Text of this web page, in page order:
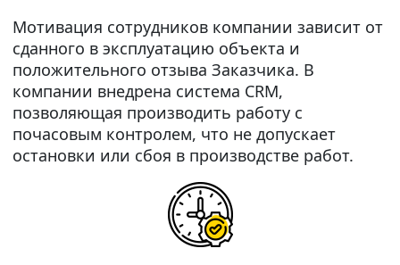
Мотивация сотрудников компании зависит от
сданного в эксплуатацию объекта и
положительного отзыва Заказчика. В
компании внедрена система CRM,
позволяющая производить работу с
почасовым контролем, что не допускает
остановки или сбоя в производстве работ.